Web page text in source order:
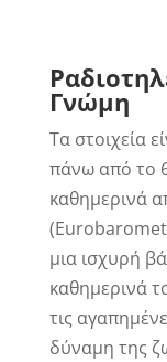
Γνώμη
Τα στοιχεία
πάνω από το
καθημερινά
μια ισχυρή
καθημερινά
τις
δύναμη της